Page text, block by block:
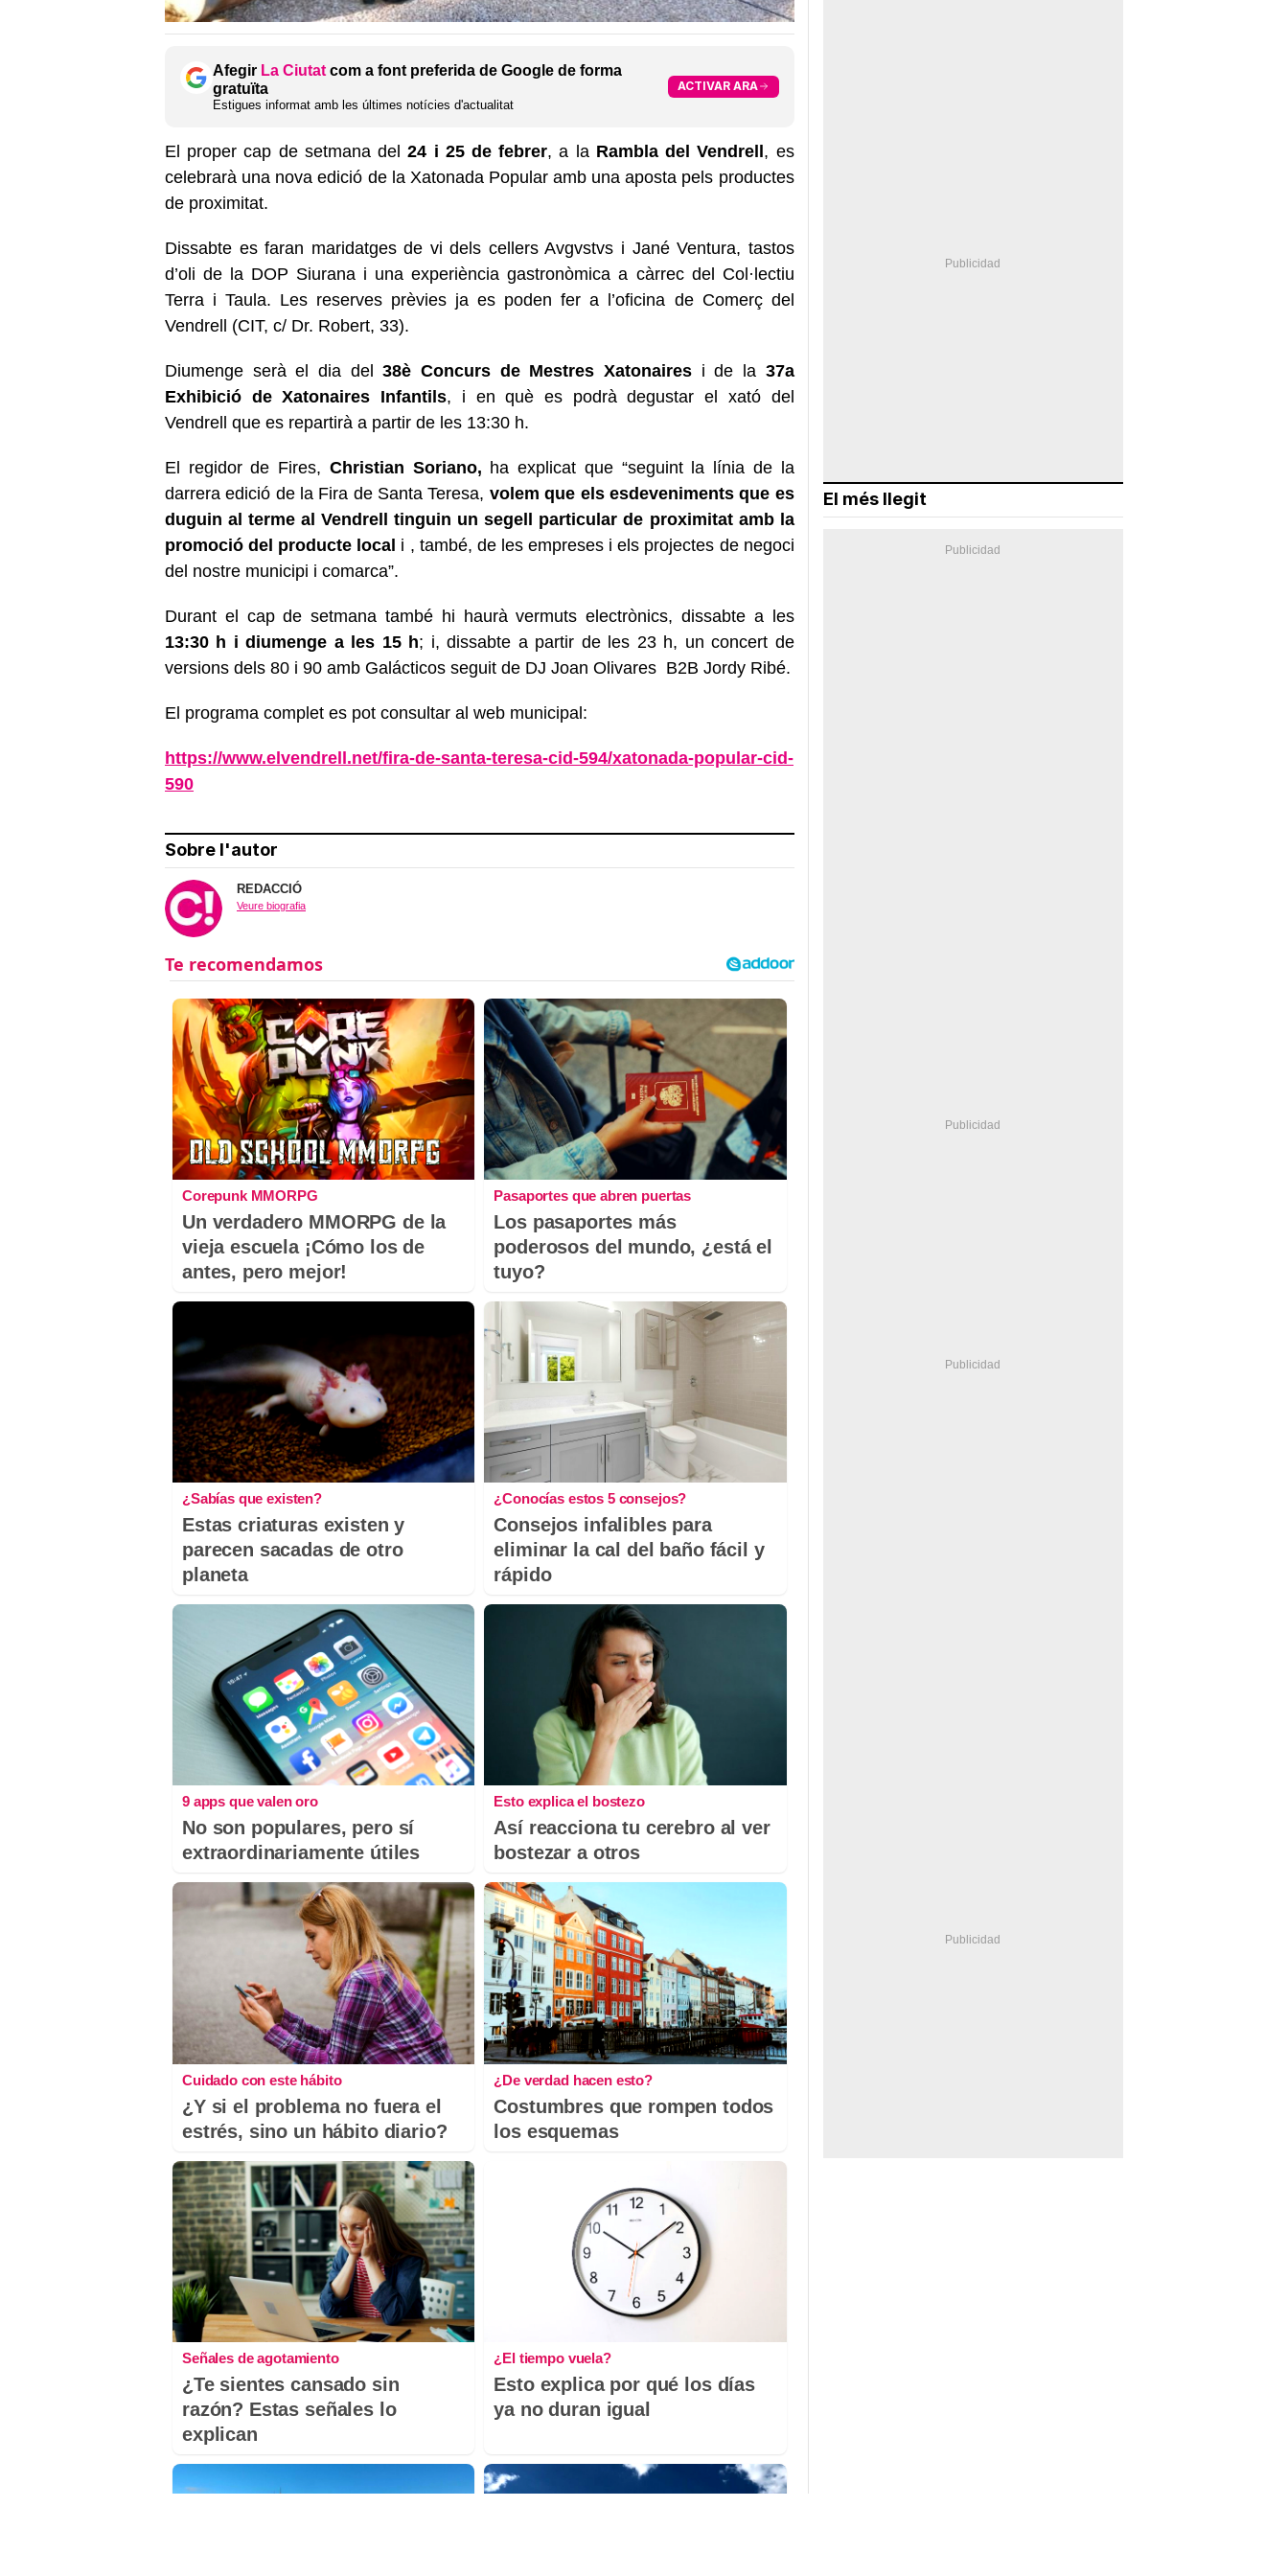
Afegir La Ciutat com a font preferida de Google de forma
gratuïta
Estigues informat amb les últimes notícies d'actualitat
ACTIVAR ARA
El proper cap de setmana del24 i 25 de febrer, a la Rambla del Vendrell, es
celebrarà una nova edició de la Xatonada Popular amb una aposta pels productes
de proximitat.
Dissabte es faran maridatges de vi dels cellers Avgvstvs i Jané Ventura, tastos
d’oli de la DOP Siurana i una experiència gastronòmica a càrrec del Col·lectiu
Terra i Taula. Les reserves prèvies ja es poden fer a l’oficina de Comerç del
Vendrell (CIT, c/ Dr. Robert, 33).
Diumenge serà el dia del38è Concurs de Mestres Xatonairesi de la 37a
Exhibició de Xatonaires Infantils, i en què es podrà degustar el xató del
Vendrell que es repartirà a partir de les 13:30 h.
El regidor de Fires, Christian Soriano, ha explicat que “seguint la línia de la
darrera edició de la Fira de Santa Teresa, volem que els esdeveniments que es
duguin al terme al Vendrell tinguin un segell particular de proximitat amb la
promoció del producte local i , també, de les empreses i els projectes de negoci
del nostre municipi i comarca”.
Durant el cap de setmana també hi haurà vermuts electrònics, dissabte a les
13:30 h i diumenge a les 15 h; i, dissabte a partir de les 23 h, un concert de
versions dels 80 i 90 amb Galácticos seguit de DJ Joan Olivares B2B Jordy Ribé.
El programa complet es pot consultar al web municipal:
https://www.elvendrell.net/fira-de-santa-teresa-cid-594/xatonada-popular-cid-
590
Sobre l'autor
REDACCIÓ
Veure biografia
Corepunk MMORPG
Un verdadero MMORPG de la
vieja escuela ¡Cómo los de
antes, pero mejor!
Pasaportes que abren puertas
Los pasaportes más
poderosos del mundo, ¿está el
tuyo?
¿Sabías que existen?
Estas criaturas existen y
parecen sacadas de otro
planeta
¿Conocías estos 5 consejos?
Consejos infalibles para
eliminar la cal del baño fácil y
rápido
9 apps que valen oro
No son populares, pero sí
extraordinariamente útiles
Esto explica el bostezo
Así reacciona tu cerebro al ver
bostezar a otros
Cuidado con este hábito
¿Y si el problema no fuera el
estrés, sino un hábito diario?
¿De verdad hacen esto?
Costumbres que rompen todos
los esquemas
Señales de agotamiento
¿Te sientes cansado sin
razón? Estas señales lo
explican
¿El tiempo vuela?
Esto explica por qué los días
ya no duran igual
El més llegit